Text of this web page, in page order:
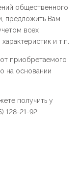
общественного
предложить Вам
всех
и т.п.
приобретаемого
на основании
получить у
128-21-92.